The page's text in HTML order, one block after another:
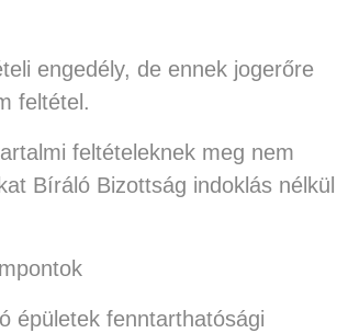
engedély, de ennek jogerőre
feltétel.
feltételeknek meg nem
Bíráló Bizottság indoklás nélkül
épületek fenntarthatósági